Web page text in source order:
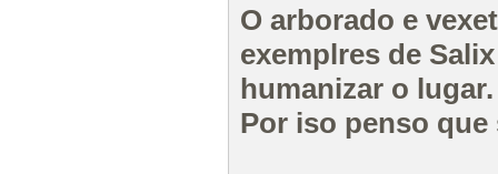
O arborado e
exemplres de
humanizar o lugar.
Por iso penso